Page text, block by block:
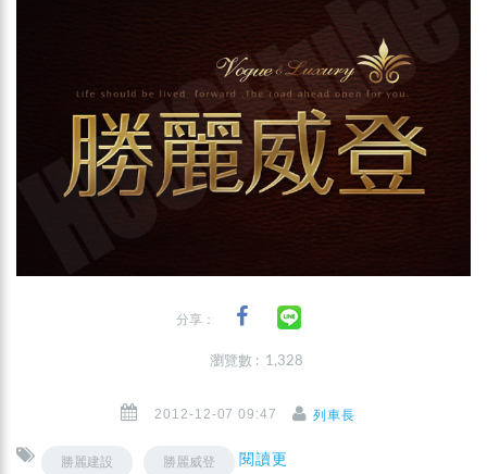
分享：
瀏覽數 : 1,328
2012-12-07 09:47 列車長
勝麗建設 勝麗威登
閱讀更